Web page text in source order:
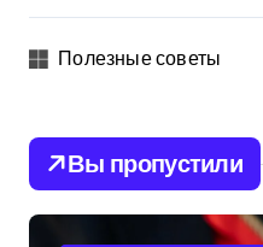
Полезные советы
Вы пропустили